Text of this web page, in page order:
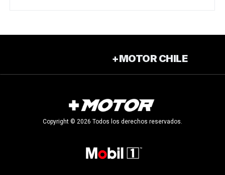
+MOTOR CHILE
Copyright © 2026 Todos los derechos reservados.